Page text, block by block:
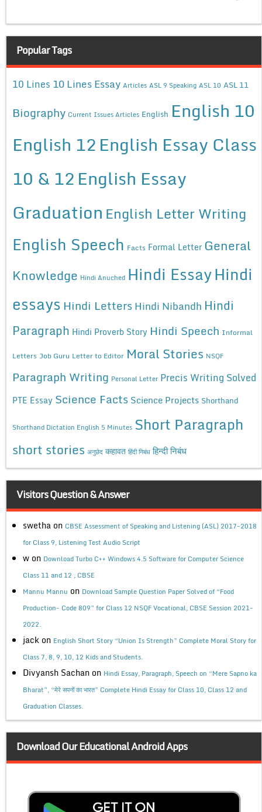
Popular Tags
10 Lines 10 Lines Essay Articles ASL 9 Speaking ASL 10 ASL 11
Biography Current Issues Articles English English 10
English 12English Essay Class
10 & 12English Essay
Graduation English Letter Writing
English Speech Facts Formal Letter General
Knowledge Hindi Anuched Hindi EssayHindi
essays Hindi Letters Hindi Nibandh Hindi
Paragraph Hindi Proverb Story Hindi Speech Informal
Letters Job Guru Letter to Editor Moral Stories NSQF
Paragraph Writing Personal Letter Precis Writing Solved
PTE Essay Science Facts Science Projects Shorthand
Shorthand Dictation English 5 Minutes Short Paragraph
short stories अनुछेद कहावत हिंदी निबंध हिन्दी निबंध
Visitors Question & Answer
swetha on CBSE Assessment of Speaking and Listening (ASL) 2017-2018
for Class 9, Listening Test Audio Script
w on Download Turbo C++ Windows 4.5 Software for Computer Science
Class 11 and 12 , CBSE
Mannu Mannu on Download Sample Question Paper Solved of “Food
Production- Code 809” for Class 12 NSQF Vocational, CBSE Session 2021-
2022.
jack on English Short Story “Union Is Strength” Complete Moral Story for
Class 7, 8, 9, 10, 12 Kids and Students.
Divyansh Sachan on Hindi Essay, Paragraph, Speech on “Mere Sapno ka
Bharat”, “मेरे सपनों का भारत” Complete Hindi Essay for Class 10, Class 12 and
Graduation Classes.
Download Our Educational Android Apps